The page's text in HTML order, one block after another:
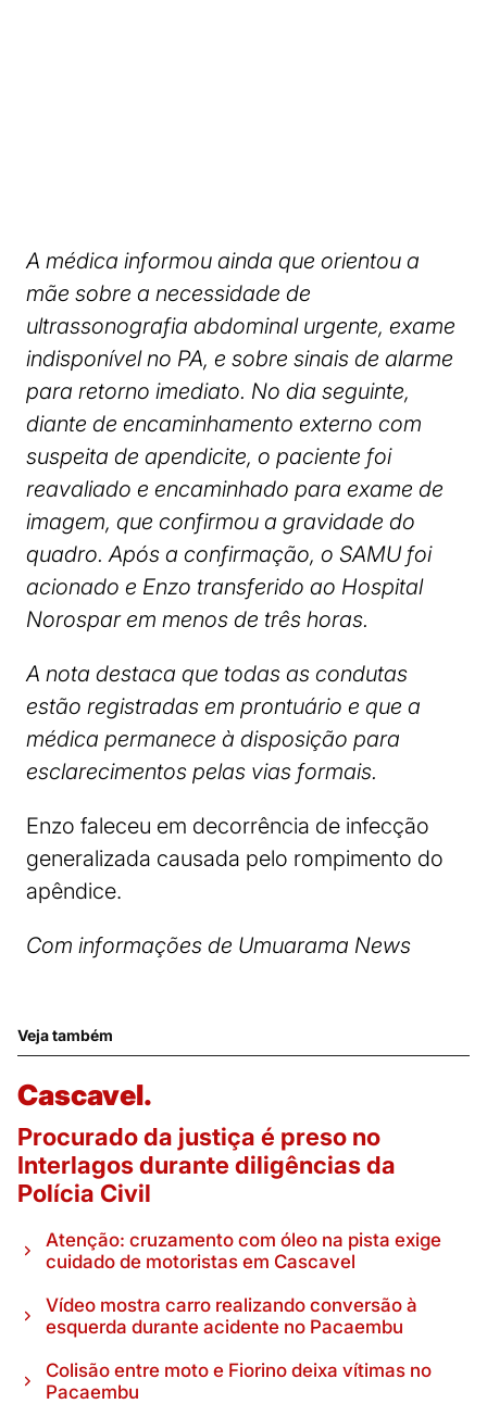
A médica informou ainda que orientou a
mãe sobre a necessidade de
ultrassonografia abdominal urgente, exame
indisponível no PA, e sobre sinais de alarme
para retorno imediato. No dia seguinte,
diante de encaminhamento externo com
suspeita de apendicite, o paciente foi
reavaliado e encaminhado para exame de
imagem, que confirmou a gravidade do
quadro. Após a confirmação, o SAMU foi
acionado e Enzo transferido ao Hospital
Norospar em menos de três horas.
A nota destaca que todas as condutas
estão registradas em prontuário e que a
médica permanece à disposição para
esclarecimentos pelas vias formais.
Enzo faleceu em decorrência de infecção
generalizada causada pelo rompimento do
apêndice.
Com informações de Umuarama News
Veja também
Cascavel.
Procurado da justiça é preso no
Interlagos durante diligências da
Polícia Civil
Atenção: cruzamento com óleo na pista exige
cuidado de motoristas em Cascavel
Vídeo mostra carro realizando conversão à
esquerda durante acidente no Pacaembu
Colisão entre moto e Fiorino deixa vítimas no
Pacaembu